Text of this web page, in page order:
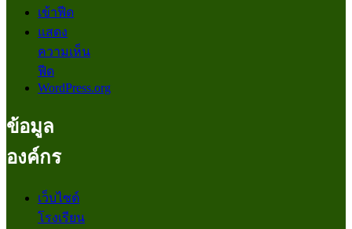
เข้าฟีด
แสดง
ความเห็น
ฟีด
WordPress.org
ข้อมูล
องค์กร
เว็บไซต์
โรงเรียน